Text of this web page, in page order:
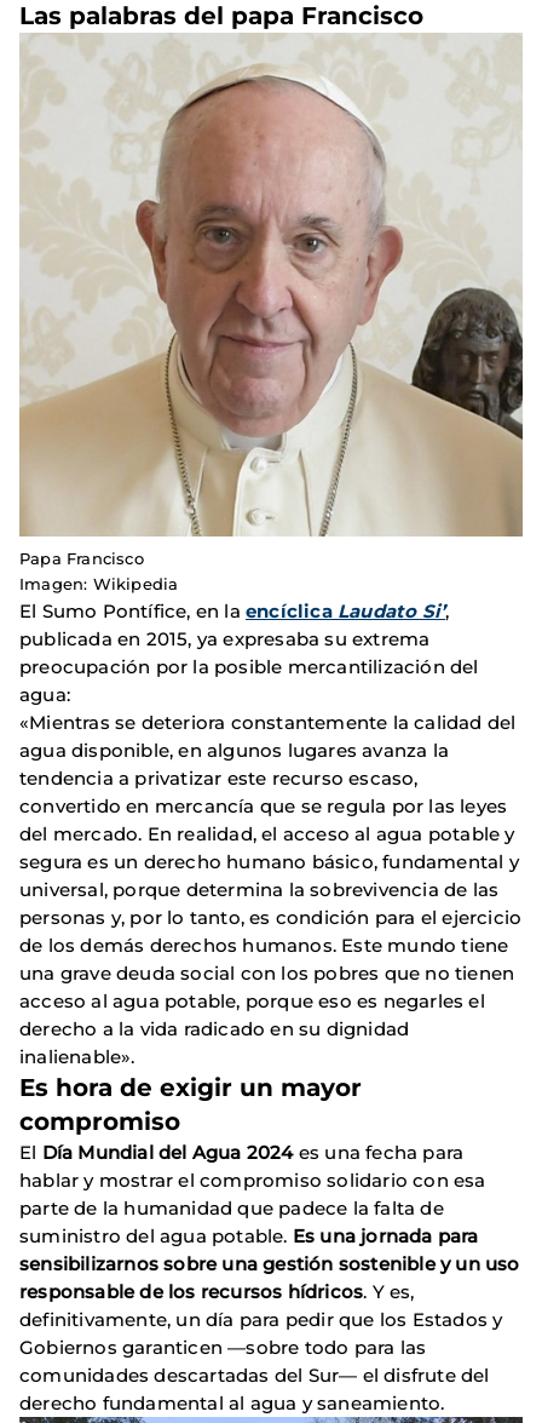
Las palabras del papa Francisco
Papa Francisco
Imagen: Wikipedia
El Sumo Pontífice, en la encíclica Laudato Si’,
publicada en 2015, ya expresaba su extrema
preocupación por la posible mercantilización del
agua:
«Mientras se deteriora constantemente la calidad del
agua disponible, en algunos lugares avanza la
tendencia a privatizar este recurso escaso,
convertido en mercancía que se regula por las leyes
del mercado. En realidad, el acceso al agua potable y
segura es un derecho humano básico, fundamental y
universal, porque determina la sobrevivencia de las
personas y, por lo tanto, es condición para el ejercicio
de los demás derechos humanos. Este mundo tiene
una grave deuda social con los pobres que no tienen
acceso al agua potable, porque eso es negarles el
derecho a la vida radicado en su dignidad
inalienable».
Es hora de exigir un mayor
compromiso
El Día Mundial del Agua 2024es una fecha para
hablar y mostrar el compromiso solidario con esa
parte de la humanidad que padece la falta de
suministro del agua potable. Es una jornada para
sensibilizarnos sobre una gestión sostenible y un uso
responsable de los recursos hídricos. Y es,
definitivamente, un día para pedir que los Estados y
Gobiernos garanticen —sobre todo para las
comunidades descartadas del Sur— el disfrute del
derecho fundamental al agua y saneamiento.